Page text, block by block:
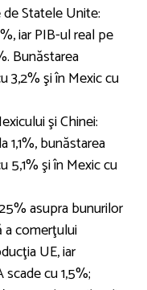
Statele Unite:
iar PIB-ul real pe
Bunăstarea
3,2% şi în Mexic cu
şi Chinei:
1,1%, bunăstarea
5,1% şi în Mexic cu
asupra bunurilor
a comerţului
UE, iar
cu 1,5%;